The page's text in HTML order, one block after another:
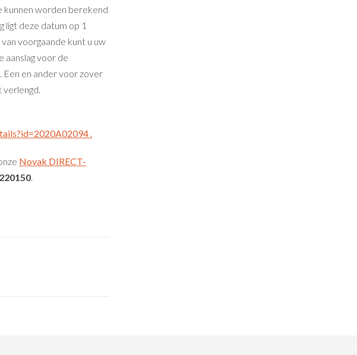
kunnen worden berekend
ligt deze datum op 1
voorgaande kunt u uw
aanslag voor de
Een en ander voor zover
verlengd.
.
Novak DIRECT-
.